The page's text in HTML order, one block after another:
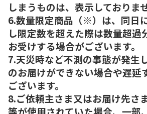
しまうものは、表示しておりま
6.数量限定商品（※）は、同日
し限定数を超えた際は数量超過
お受けする場合がございます。
7.天災時など不測の事態が発生
のお届けができない場合や遅延
ございます。
8.ご依頼主さま又はお届け先さ